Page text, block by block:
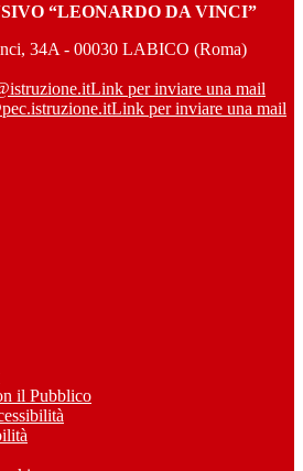
“LEONARDO DA VINCI”
34A - 00030 LABICO (Roma)
Link per inviare una mail
Link per inviare una mail
il Pubblico